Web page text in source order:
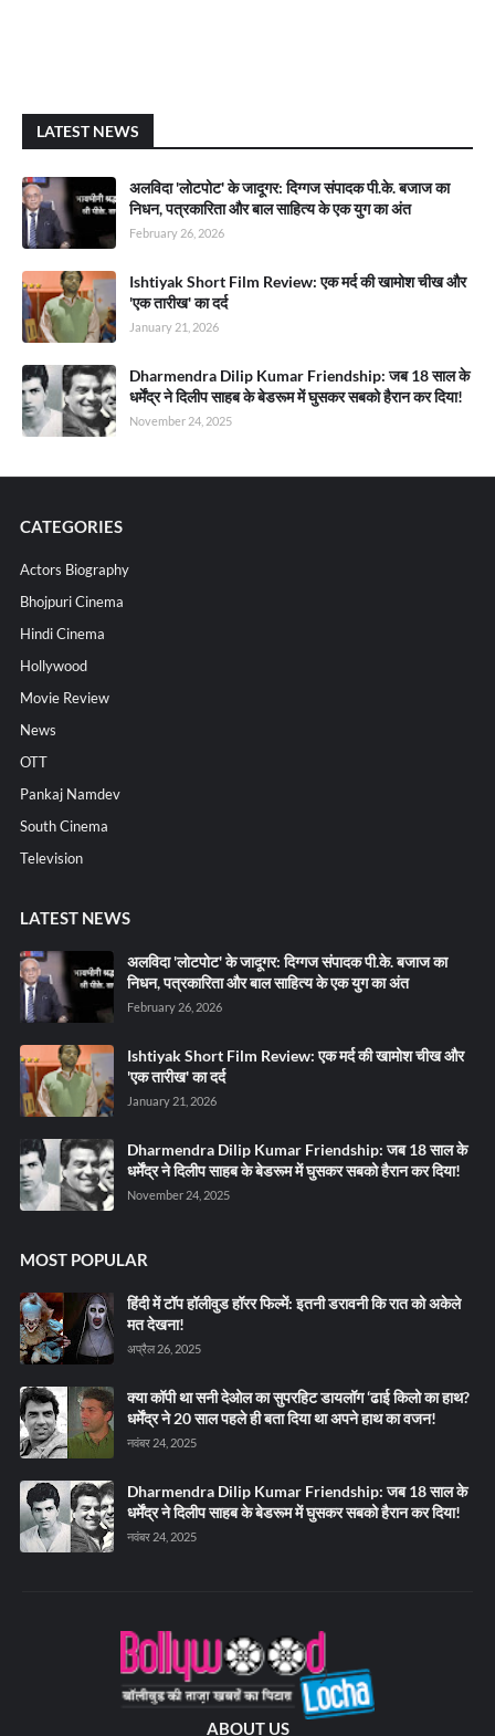
LATEST NEWS
अलविदा 'लोटपोट' के जादूगर: दिग्गज संपादक पी.के. बजाज का
निधन, पत्रकारिता और बाल साहित्य के एक युग का अंत
February 26, 2026
Ishtiyak Short Film Review: एक मर्द की खामोश चीख और
'एक तारीख' का दर्द
January 21, 2026
Dharmendra Dilip Kumar Friendship: जब 18 साल के
धर्मेंद्र ने दिलीप साहब के बेडरूम में घुसकर सबको हैरान कर दिया!
November 24, 2025
CATEGORIES
Actors Biography
Bhojpuri Cinema
Hindi Cinema
Hollywood
Movie Review
News
OTT
Pankaj Namdev
South Cinema
Television
LATEST NEWS
अलविदा 'लोटपोट' के जादूगर: दिग्गज संपादक पी.के. बजाज का
निधन, पत्रकारिता और बाल साहित्य के एक युग का अंत
February 26, 2026
Ishtiyak Short Film Review: एक मर्द की खामोश चीख और
'एक तारीख' का दर्द
January 21, 2026
Dharmendra Dilip Kumar Friendship: जब 18 साल के
धर्मेंद्र ने दिलीप साहब के बेडरूम में घुसकर सबको हैरान कर दिया!
November 24, 2025
MOST POPULAR
हिंदी में टॉप हॉलीवुड हॉरर फिल्में: इतनी डरावनी कि रात को अकेले
मत देखना!
अप्रैल 26, 2025
क्या कॉपी था सनी देओल का सुपरहिट डायलॉग ‘ढाई किलो का हाथ?
धर्मेंद्र ने 20 साल पहले ही बता दिया था अपने हाथ का वजन!
नवंबर 24, 2025
Dharmendra Dilip Kumar Friendship: जब 18 साल के
धर्मेंद्र ने दिलीप साहब के बेडरूम में घुसकर सबको हैरान कर दिया!
नवंबर 24, 2025
ABOUT US